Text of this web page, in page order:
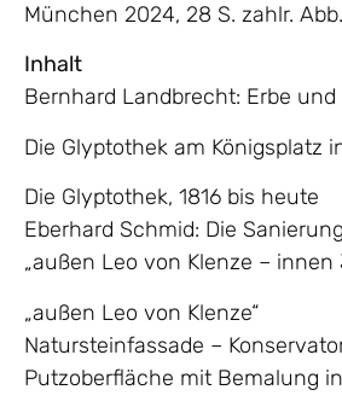
München 2024, 28 S. zahlr. Abb.
Inhalt
Bernhard Landbrecht: Erbe
Die Glyptothek am Königsplatz
Die Glyptothek, 1816 bis heute
Eberhard Schmid: Die
„außen Leo von Klenze – innen
„außen Leo von Klenze“
Natursteinfassade –
Putzoberfläche mit Bemalung